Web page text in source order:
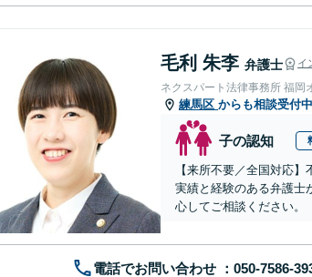
毛利 朱李 弁護士 イ
ネクスパート法律事務所 福岡
練馬区 からも相談受付中
子の認知
【来所不要／全国対応
実績と経験のある弁護士
心してご相談ください。
電話でお問い合わせ